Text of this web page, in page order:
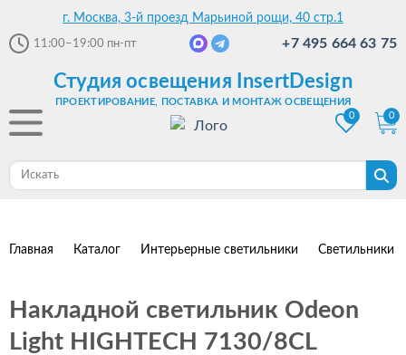
г. Москва, 3-й проезд Марьиной рощи, 40 стр.1
11:00–19:00 пн-пт +7 495 664 63 75
Студия освещения InsertDesign
ПРОЕКТИРОВАНИЕ, ПОСТАВКА И МОНТАЖ ОСВЕЩЕНИЯ
0
0
Главная Каталог Интерьерные светильники Светильники
Накладной светильник Odeon
Light HIGHTECH 7130/8CL